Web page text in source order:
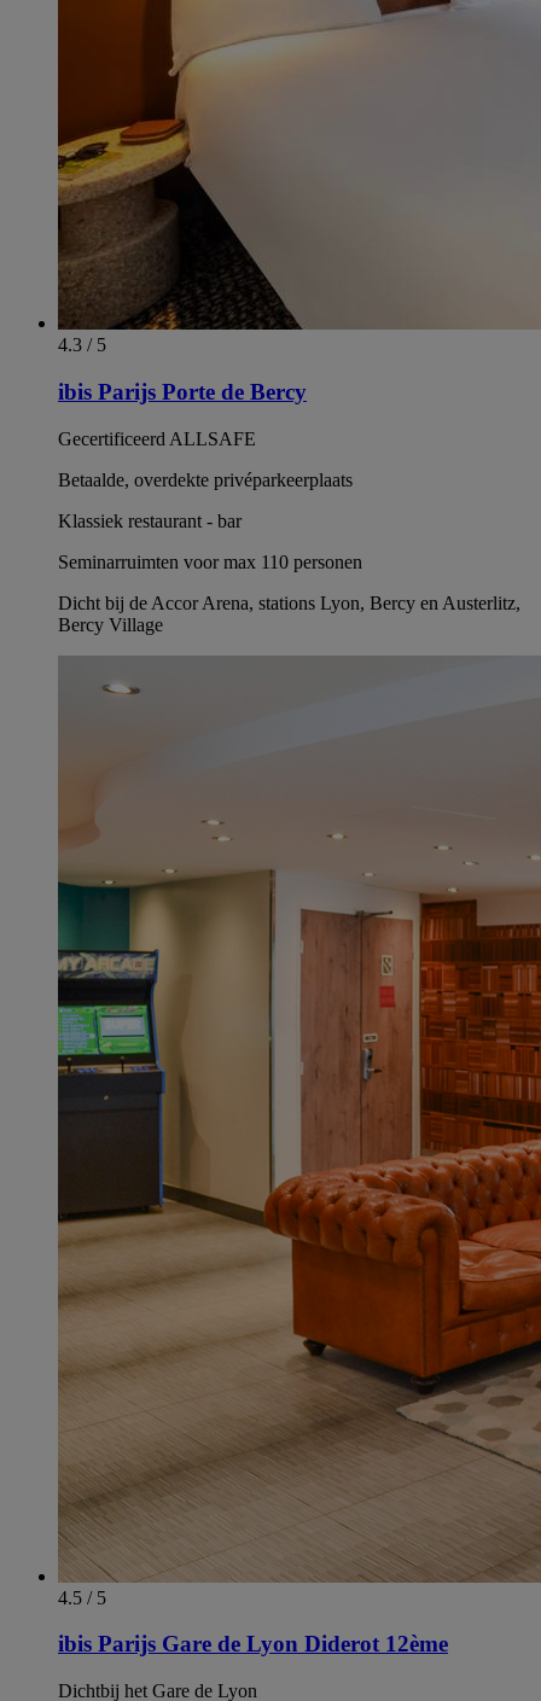
4.3 / 5
ibis Parijs Porte de Bercy
Gecertificeerd ALLSAFE
Betaalde, overdekte privéparkeerplaats
Klassiek restaurant - bar
Seminarruimten voor max 110 personen
Dicht bij de Accor Arena, stations Lyon, Bercy en Austerlitz,
Bercy Village
4.5 / 5
ibis Parijs Gare de Lyon Diderot 12ème
Dichtbij het Gare de Lyon